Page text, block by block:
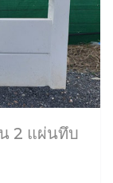
2 แผ่นทึบ